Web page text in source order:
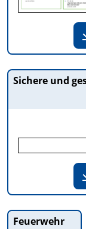
Sichere und
Feuerwehr